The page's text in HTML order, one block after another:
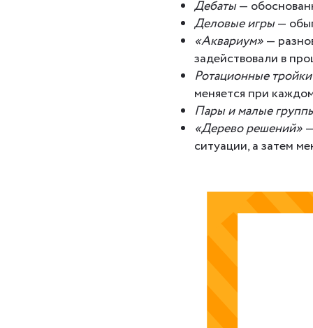
Дебаты—
Деловые игры—
«Аквариум»—
задействовали в
Ротационные тройки
меняется при
Пары и малые
«Дерево решений»
ситуации, а затем